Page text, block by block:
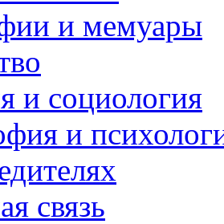
и мемуары
и социология
и
связь